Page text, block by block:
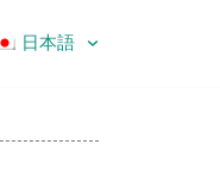
日本語